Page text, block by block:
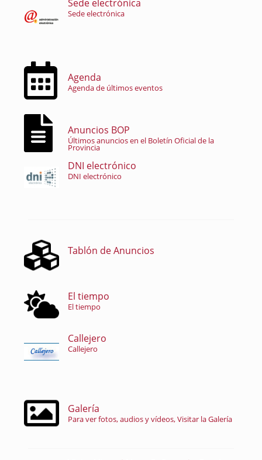
Sede electrónica
Sede electrónica
Agenda
Agenda de últimos eventos
Anuncios BOP
Últimos anuncios en el Boletín Oficial de la
Provincia
DNI electrónico
DNI electrónico
Tablón de Anuncios
El tiempo
El tiempo
Callejero
Callejero
Galería
Para ver fotos, audios y vídeos, Visitar la Galería